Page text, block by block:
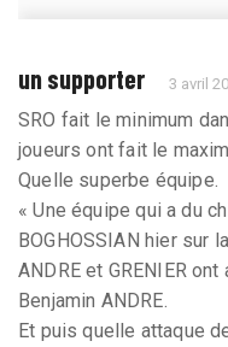
un supporter 3 avril
SRO fait le minimum
joueurs ont fait le
Quelle superbe équipe.
« Une équipe qui a du
BOGHOSSIAN hier sur
ANDRE et GRENIER
Benjamin ANDRE.
Et puis quelle attaque